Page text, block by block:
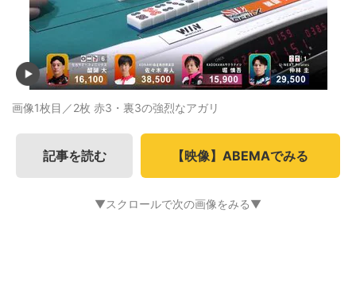
画像1枚目／2枚 赤3・裏3の強烈なアガリ
記事を読む 【映像】ABEMAでみる
▼スクロールで次の画像をみる▼